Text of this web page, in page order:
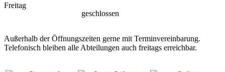
Freitag
geschlossen
Außerhalb der Öffnungszeiten gerne mit Terminvereinbarung.
Telefonisch bleiben alle Abteilungen auch freitags erreichbar.